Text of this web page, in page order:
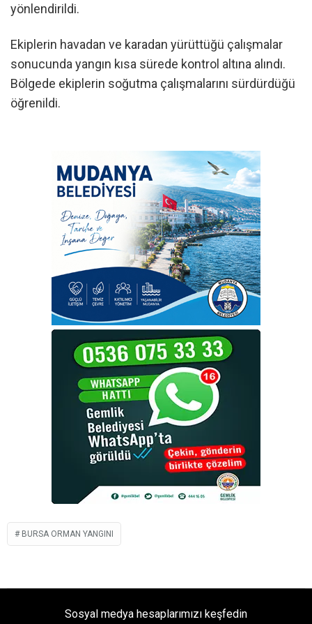
yönlendirildi.
Ekiplerin havadan ve karadan yürüttüğü çalışmalar
sonucunda yangın kısa sürede kontrol altına alındı.
Bölgede ekiplerin soğutma çalışmalarını sürdürdüğü
öğrenildi.
BURSA ORMAN YANGINI
Sosyal medya hesaplarımızı keşfedin